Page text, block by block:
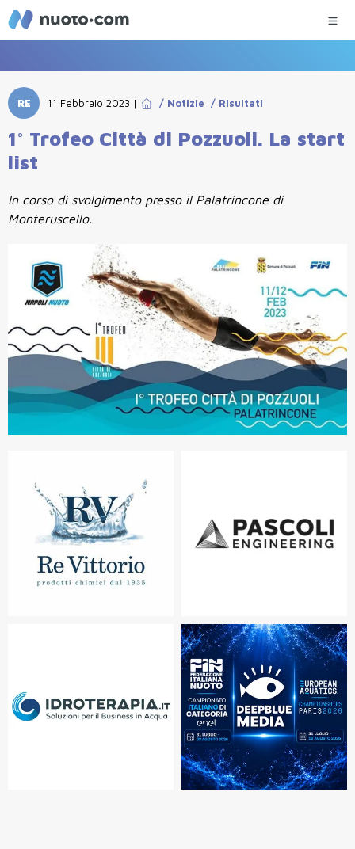
RE 11 Febbraio 2023 | / Notizie / Risultati
1° Trofeo Città di Pozzuoli. La start
list
In corso di svolgimento presso il Palatrincone di
Monteruscello.